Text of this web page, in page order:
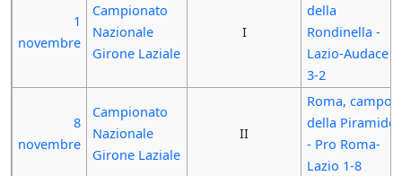
1
novembre
Campionato
Nazionale
Girone Laziale
I
della
Rondinella -
Lazio-Audace
3-2
8
novembre
Campionato
Nazionale
Girone Laziale
II
Roma, campo
della Piramide
- Pro Roma-
Lazio 1-8